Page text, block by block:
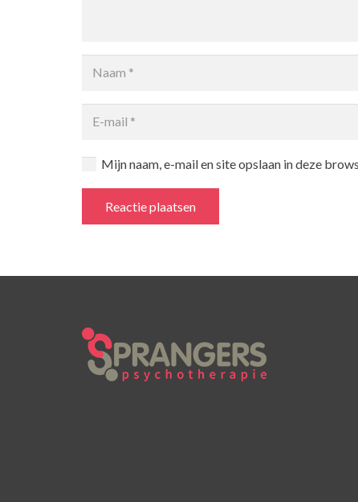
Mijn naam, e-mail en site opslaan in deze
Reactie plaatsen